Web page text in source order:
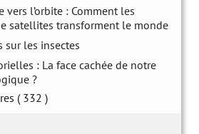
vers l’orbite : Comment les
satellites transforment le monde
sur les insectes
: La face cachée de notre
?
( 332 )